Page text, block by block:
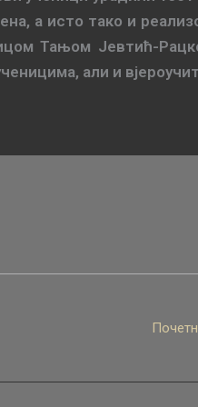
а исто тако и
Тањом Јевтић-
али и